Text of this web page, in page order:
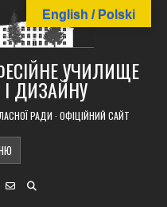
УЧИЛИЩЕ
ДИЗАЙНУ
РАДИ · ОФІЦІЙНИЙ САЙТ
English / Polski